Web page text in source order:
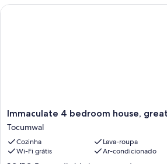
Immaculate
4
bedroom
house,
great
Immaculate 4 bedroom house,
Tocumwal
Cozinha
Lava-roupa
Wi-Fi grátis
Ar-condicionado
Immaculate 4 bedroom house, great